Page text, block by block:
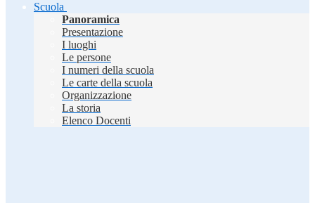
Scuola
Panoramica
Presentazione
I luoghi
Le persone
I numeri della scuola
Le carte della scuola
Organizzazione
La storia
Elenco Docenti